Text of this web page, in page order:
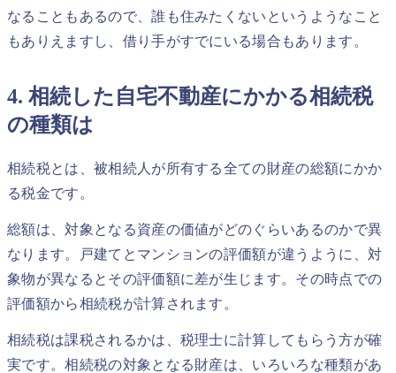
なることもあるので、誰も住みたくないというようなこと
もありえますし、借り手がすでにいる場合もあります。
4. 相続した自宅不動産にかかる相続税
の種類は
相続税とは、被相続人が所有する全ての財産の総額にかか
る税金です。
総額は、対象となる資産の価値がどのぐらいあるのかで異
なります。戸建てとマンションの評価額が違うように、対
象物が異なるとその評価額に差が生じます。その時点での
評価額から相続税が計算されます。
相続税は課税されるかは、税理士に計算してもらう方が確
実です。相続税の対象となる財産は、いろいろな種類があ